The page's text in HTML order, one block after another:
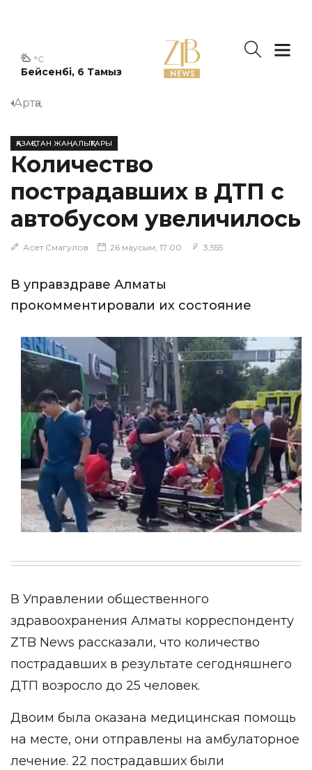
Бейсенбі, 6 Тамыз
°C
Артқа
ҚАЗАҚСТАН ЖАҢАЛЫҚТАРЫ
Количество
пострадавших в ДТП с
автобусом увеличилось
Асет Смагулов 26 маусым, 17:00 3,555
В управздраве Алматы
прокомментировали их состояние
В Управлении общественного
здравоохранения Алматы корреспонденту
ZTB News рассказали, что количество
пострадавших в результате сегодняшнего
ДТП возросло до 25 человек.
Двоим была оказана медицинская помощь
на месте, они отправлены на амбулаторное
лечение. 22 пострадавших были